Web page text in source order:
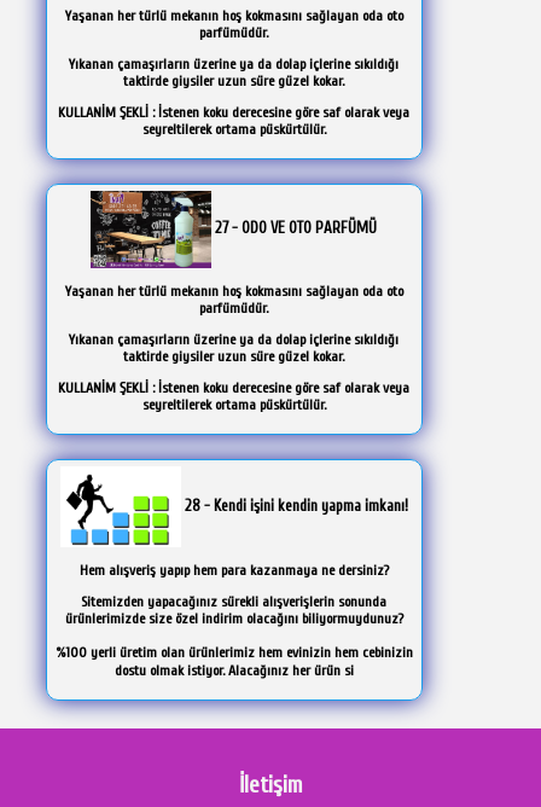
Yaşanan her türlü mekanın hoş kokmasını sağlayan oda oto
parfümüdür.
Yıkanan çamaşırların üzerine ya da dolap içlerine sıkıldığı
taktirde giysiler uzun süre güzel kokar.
KULLANİM ŞEKLİ : İstenen koku derecesine göre saf olarak veya
seyreltilerek ortama püskürtülür.
27 - ODO VE OTO PARFÜMÜ
Yaşanan her türlü mekanın hoş kokmasını sağlayan oda oto
parfümüdür.
Yıkanan çamaşırların üzerine ya da dolap içlerine sıkıldığı
taktirde giysiler uzun süre güzel kokar.
KULLANİM ŞEKLİ : İstenen koku derecesine göre saf olarak veya
seyreltilerek ortama püskürtülür.
28 - Kendi işini kendin yapma imkanı!
Hem alışveriş yapıp hem para kazanmaya ne dersiniz?
Sitemizden yapacağınız sürekli alışverişlerin sonunda
ürünlerimizde size özel indirim olacağını biliyormuydunuz?
%100 yerli üretim olan ürünlerimiz hem evinizin hem cebinizin
dostu olmak istiyor. Alacağınız her ürün si
İletişim